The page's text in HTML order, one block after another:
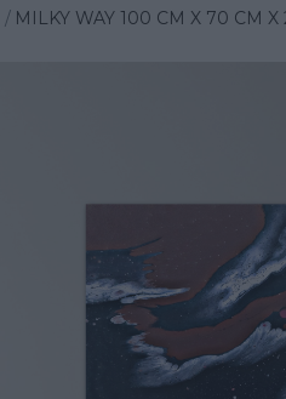
MILKY WAY 100 CM X 70 CM X